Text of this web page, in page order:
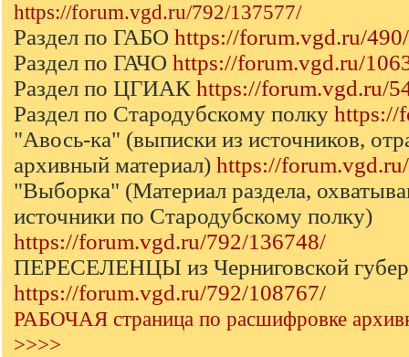
https://forum.vgd.ru/792/137577/
Раздел по ГАБО https://forum.vgd.ru/490/
Раздел по ГАЧО https://forum.vgd.ru/
Раздел по ЦГИАК https://forum.vgd.ru/
Раздел по Стародубскому полку https://
"Авось-ка" (выписки из источников,
архивный материал) https://
"Выборка" (Материал раздела,
источники по Стародубскому полку)
https://forum.vgd.ru/792/136748/
ПЕРЕСЕЛЕНЦЫ из Черниговской
https://forum.vgd.ru/792/108767/
РАБОЧАЯ страница по расшифровке
>>>>